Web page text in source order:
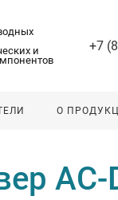
и
+7
О
AC-